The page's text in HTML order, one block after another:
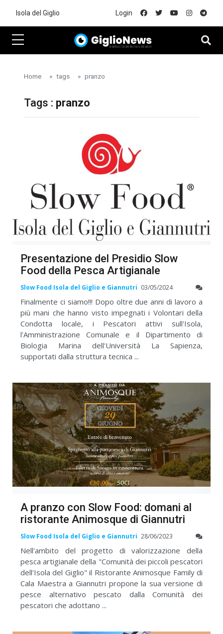
Isola del Giglio Login
Home tags pranzo
Tags : pranzo
Presentazione del Presidio Slow
Food della Pesca Artigianale
Slow Food Isola del Giglio e Giannutri 03/05/2024
Finalmente ci siamo!!! Dopo oltre due anni di lavoro a
più mani che hanno visto impegnati i Volontari della
Condotta locale, i Pescatori attivi sull'Isola,
l'Amministrazione Comunale e il Dipartimento di
Biologia Marina dell'Università La Sapienza,
supportati dalla struttura tecnica ...
A pranzo con Slow Food: domani al
ristorante Animosque di Giannutri
Slow Food Isola del Giglio e Giannutri 28/06/2023
Nell'ambito del progetto di valorizzazione della
pesca artigianale della "Comunità dei piccoli pescatori
dell'Isola del Giglio" il Ristorante Animosque Family di
Cala Maestra a Giannutri propone la sua versione di
pesce alternativo pescato dalla Comunità dei
pescatori che adottano ...